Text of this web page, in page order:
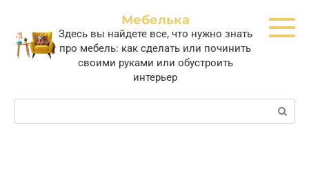
контенту
Мебелька
Здесь вы найдете все, что нужно знать
про мебель: как сделать или починить
своими руками или обустроить
интерьер
Поиск: